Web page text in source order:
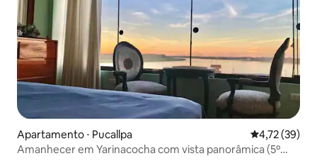
Apartamento ⋅ Pucallpa 4,72 de uma
4,72 (39)
Amanhecer em Yarinacocha com vista panorâmica (5º